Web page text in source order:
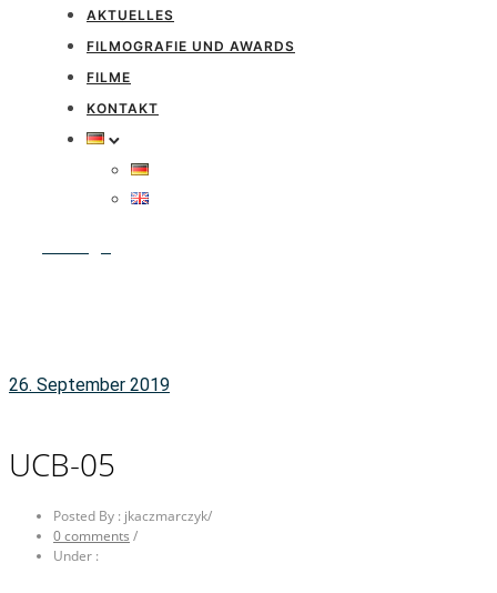
AKTUELLES
FILMOGRAFIE UND AWARDS
FILME
KONTAKT
26. September 2019
UCB-05
Posted By : jkaczmarczyk/
0 comments /
Under :